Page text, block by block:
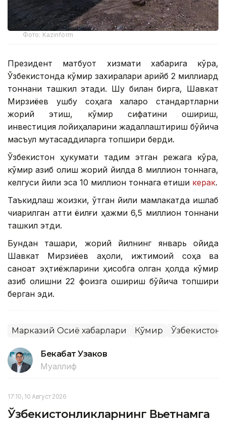
Фото: Kazinform
Президент матбуот хизмати хабарига кўра,
Ўзбекистонда кўмир захиралари қарийб 2 миллиард
тоннани ташкил этади. Шу билан бирга, Шавкат
Мирзиёев ушбу соҳага халқаро стандартларни
жорий этиш, кўмир сифатини ошириш,
инвестиция лойиҳаларини жадаллаштириш бўйича
масъул мутасаддиларга топшириқ берди.
Ўзбекистон ҳукумати тақдим этган режага кўра,
кўмир қазиб олиш жорий йилда 8 миллион тоннага,
келгуси йили эса 10 миллион тоннага етиши керак.
Таъкидлаш жоизки, ўтган йили мамлакатда ишлаб
чиқарилган қаттиқ ёқилғи ҳажми 6,5 миллион тоннани
ташкил этди.
Бундан ташқари, жорий йилнинг январь ойида
Шавкат Мирзиёев аҳоли, ижтимоий соҳа ва
саноат эҳтиёжларини ҳисобга олган ҳолда кўмир
қазиб олишни 22 фоизга ошириш бўйича топшириқ
берган эди.
Марказий Осиё хабарлари Кўмир Ўзбекистон
Бекабат Узаков
Муаллиф
17:10, 10 Август 2026
Ўзбекистонликларнинг Вьетнамга